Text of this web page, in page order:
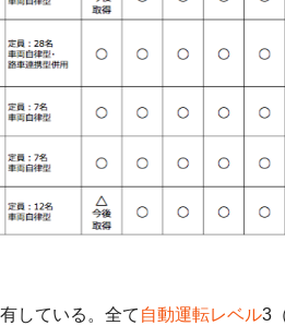
している。全て 自動運転レベル3